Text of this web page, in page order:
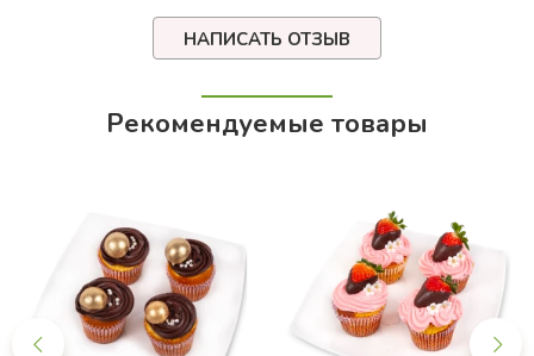
НАПИСАТЬ ОТЗЫВ
Рекомендуемые товары